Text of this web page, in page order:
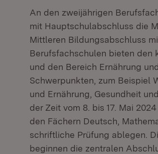
An den zweijährigen
mit Hauptschulabschluss die
Mittleren Bildungsabschluss
Berufsfachschulen bieten den
und den Bereich Ernährung
Schwerpunkten, zum Beispiel
und Ernährung, Gesundheit
der Zeit vom 8. bis 17. Mai
den Fächern Deutsch,
schriftliche Prüfung ablegen.
beginnen die zentralen